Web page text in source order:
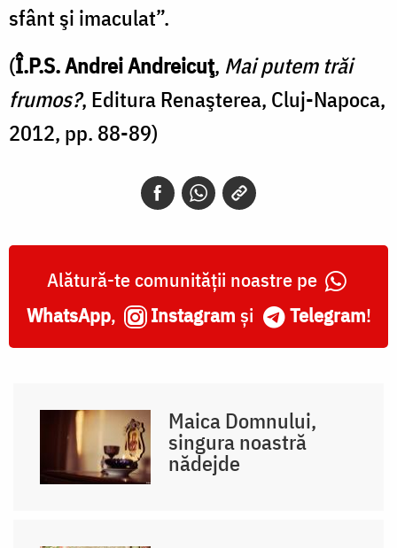
sfânt şi imaculat”.
(Î.P.S. Andrei Andreicuţ, Mai putem trăi
frumos?, Editura Renaşterea, Cluj-Napoca,
2012, pp. 88-89)
Alătură-te comunității noastre pe
WhatsApp, Instagram și Telegram!
Maica Domnului,
singura noastră
nădejde